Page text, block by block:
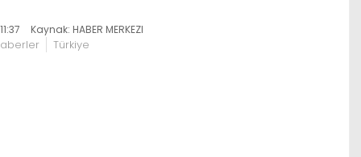
Kaynak: HABER MERKEZI
Türkiye